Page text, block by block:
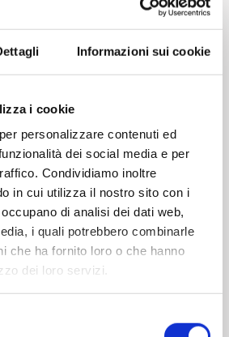
Informazioni sui cookie
i cookie
personalizzare contenuti ed
dei social media e per
Condividiamo inoltre
in cui utilizza il nostro sito con i
di analisi dei dati web,
i quali potrebbero combinarle
che ha fornito loro o che hanno
dei loro servizi.